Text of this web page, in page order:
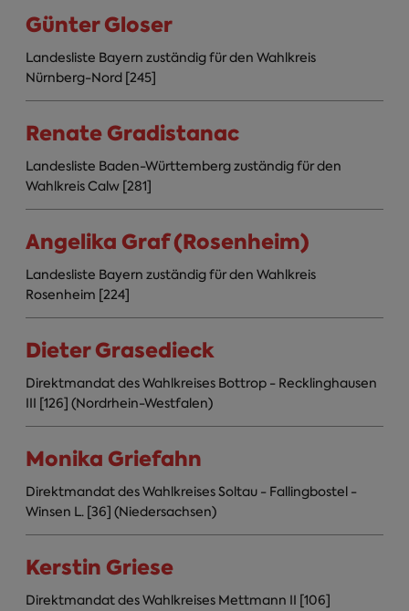
Günter Gloser
Landesliste Bayern zuständig für den Wahlkreis
Nürnberg-Nord [245]
Renate Gradistanac
Landesliste Baden-Württemberg zuständig für den
Wahlkreis Calw [281]
Angelika Graf (Rosenheim)
Landesliste Bayern zuständig für den Wahlkreis
Rosenheim [224]
Dieter Grasedieck
Direktmandat des Wahlkreises Bottrop - Recklinghausen
III [126] (Nordrhein-Westfalen)
Monika Griefahn
Direktmandat des Wahlkreises Soltau - Fallingbostel -
Winsen L. [36] (Niedersachsen)
Kerstin Griese
Direktmandat des Wahlkreises Mettmann II [106]